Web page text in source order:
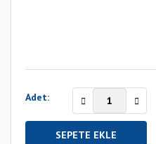
Adet:
SEPETE EKLE